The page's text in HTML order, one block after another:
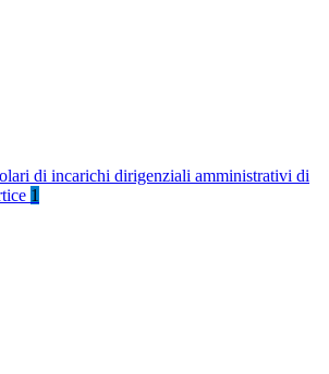
di incarichi dirigenziali amministrativi di
1